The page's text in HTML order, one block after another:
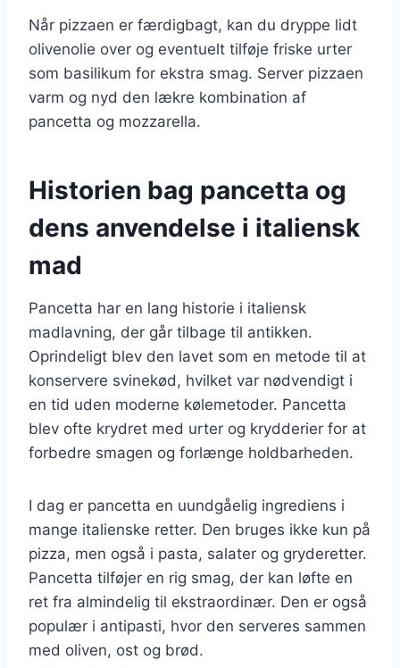
Når pizzaen er færdigbagt, kan du dryppe lidt
olivenolie over og eventuelt tilføje friske urter
som basilikum for ekstra smag. Server pizzaen
varm og nyd den lækre kombination af
pancetta og mozzarella.
Historien bag pancetta og
dens anvendelse i italiensk
mad
Pancetta har en lang historie i italiensk
madlavning, der går tilbage til antikken.
Oprindeligt blev den lavet som en metode til at
konservere svinekød, hvilket var nødvendigt i
en tid uden moderne kølemetoder. Pancetta
blev ofte krydret med urter og krydderier for at
forbedre smagen og forlænge holdbarheden.
I dag er pancetta en uundgåelig ingrediens i
mange italienske retter. Den bruges ikke kun på
pizza, men også i pasta, salater og gryderetter.
Pancetta tilføjer en rig smag, der kan løfte en
ret fra almindelig til ekstraordinær. Den er også
populær i antipasti, hvor den serveres sammen
med oliven, ost og brød.